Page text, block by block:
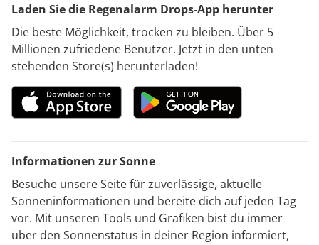
Laden Sie die Regenalarm Drops-App herunter
Die beste Möglichkeit, trocken zu bleiben. Über 5
Millionen zufriedene Benutzer. Jetzt in den unten
stehenden Store(s) herunterladen!
Informationen zur Sonne
Besuche unsere Seite für zuverlässige, aktuelle
Sonneninformationen und bereite dich auf jeden Tag
vor. Mit unseren Tools und Grafiken bist du immer
über den Sonnenstatus in deiner Region informiert,